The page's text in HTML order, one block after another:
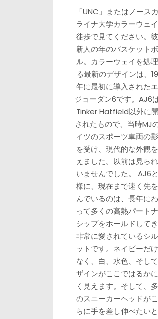
「UNC」またはノース
ライナ大学カラーウェ
徒歩で見てください。
新人の年のバスケット
ル。カラーウェイを処
る最新のデザインは、
年に最初に導入された
ジョーダン6です。AJ6は
Tinker Hatfield以外に
されたもので、当時MJ
イツのスポーツ車両の
を受け、現代的な外観
えました。以前は見ら
いませんでした。 AJ6
様に、現在まで速く先
んでいるのは、長年に
って多くの高熱パート
シップをホールドして
非常に愛されているシ
ットです。ネイビーだ
なく、白、水色、そし
ザインがここではるか
く見えます。そして、多
のスニーカーヘッドが
らに手を差し伸べたい